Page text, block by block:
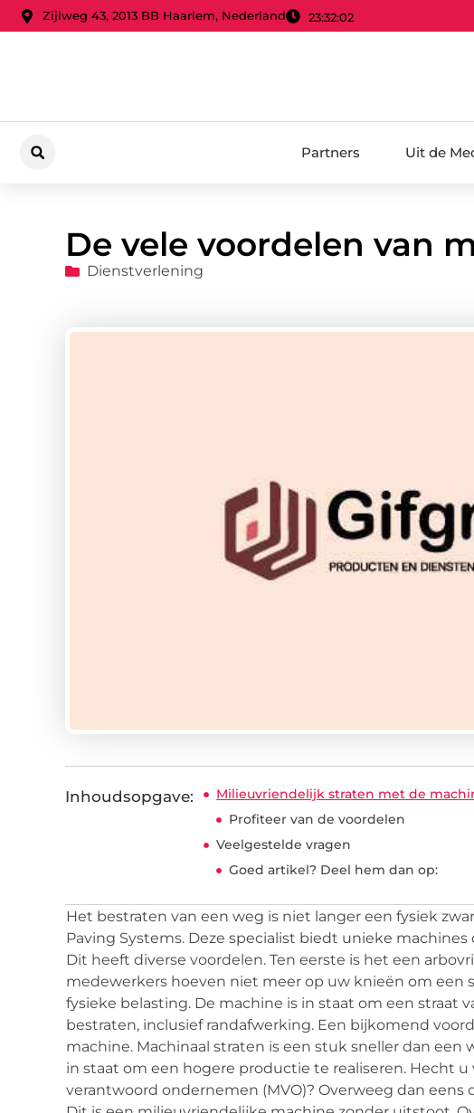
Zijlweg 43, 2013 BB Haarlem, Nederland 23:32:03
Partners Uit de
De vele voordelen van
Dienstverlening
Inhoudsopgave:
Milieuvriendelijk straten met de
Profiteer van de voordelen
Veelgestelde vragen
Goed artikel? Deel hem dan op:
Het bestraten van een weg is niet langer een fysiek
Paving Systems. Deze specialist biedt unieke
Dit heeft diverse voordelen. Ten eerste is het een
medewerkers hoeven niet meer op uw knieën om een
fysieke belasting. De machine is in staat om een straat
bestraten, inclusief randafwerking. Een bijkomend
machine. Machinaal straten is een stuk sneller dan
in staat om een hogere productie te realiseren. Hecht
verantwoord ondernemen (MVO)? Overweeg dan eens